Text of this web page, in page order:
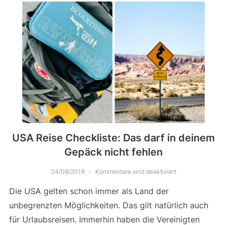
USA Reise Checkliste: Das darf in deinem
Gepäck nicht fehlen
24/08/2018 Kommentare sind deaktiviert
Die USA gelten schon immer als Land der
unbegrenzten Möglichkeiten. Das gilt natürlich auch
für Urlaubsreisen. Immerhin haben die Vereinigten